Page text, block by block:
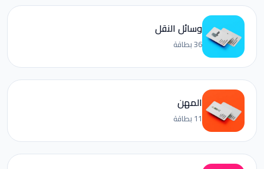
وسائل النقل
36 بطاقة
المهن
11 بطاقة